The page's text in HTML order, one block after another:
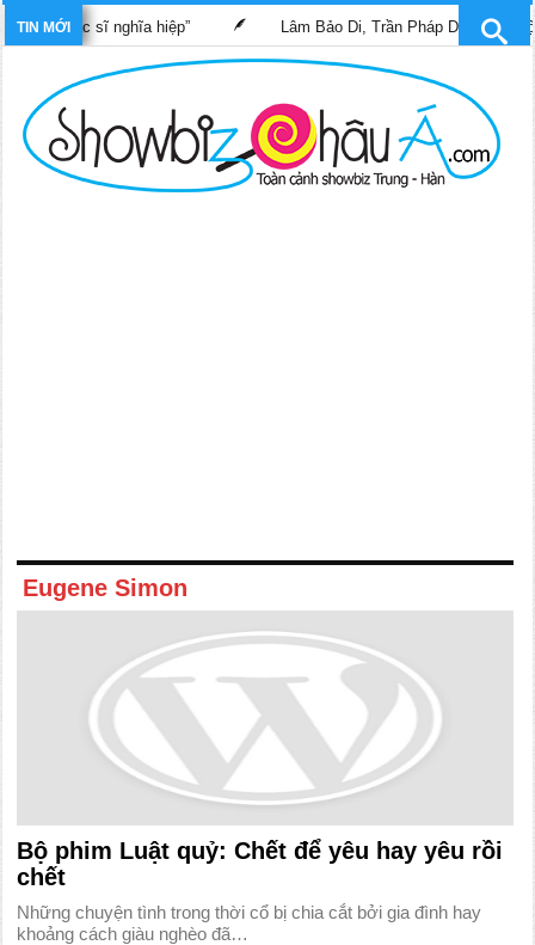
TIN MỚI
“Bác sĩ nghĩa hiệp” Lâm Bảo Di, Trần Pháp Dung tái ngộ
Eugene Simon
Bộ phim Luật quỷ: Chết để yêu hay yêu rồi
chết
Những chuyện tình trong thời cổ bị chia cắt bởi gia đình hay
khoảng cách giàu nghèo đã…